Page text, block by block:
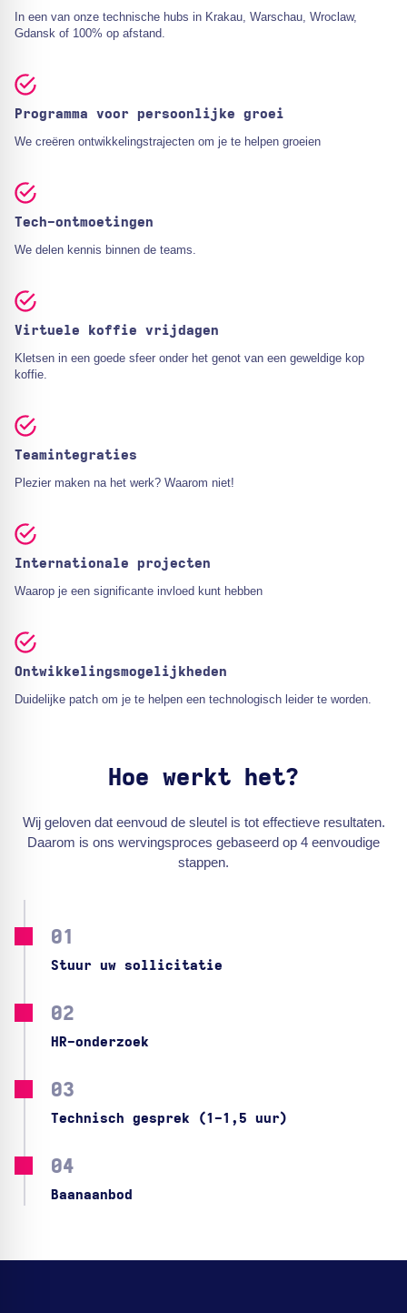
In een van onze technische hubs in Krakau, Warschau, Wroclaw,
Gdansk of 100% op afstand.
Programma voor persoonlijke groei
We creëren ontwikkelingstrajecten om je te helpen groeien
Tech-ontmoetingen
We delen kennis binnen de teams.
Virtuele koffie vrijdagen
Kletsen in een goede sfeer onder het genot van een geweldige kop
koffie.
Teamintegraties
Plezier maken na het werk? Waarom niet!
Internationale projecten
Waarop je een significante invloed kunt hebben
Ontwikkelingsmogelijkheden
Duidelijke patch om je te helpen een technologisch leider te worden.
Hoe werkt het?
Wij geloven dat eenvoud de sleutel is tot effectieve resultaten.
Daarom is ons wervingsproces gebaseerd op 4 eenvoudige
stappen.
01
Stuur uw sollicitatie
02
HR-onderzoek
03
Technisch gesprek (1-1,5 uur)
04
Baanaanbod